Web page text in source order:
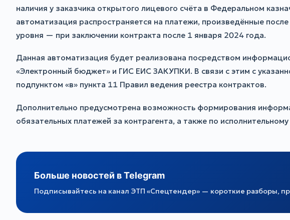
наличия у заказчика открытого лицевого счёта в Федеральном
автоматизация распространяется на платежи, произведённые
уровня — при заключении контракта после 1 января 2024 года.
Данная автоматизация будет реализована посредством
«Электронный бюджет» и ГИС ЕИС ЗАКУПКИ. В связи с этим с
подпунктом «в» пункта 11 Правил ведения реестра контрактов.
Дополнительно предусмотрена возможность формирования
обязательных платежей за контрагента, а также по
Больше новостей в Telegram
Подписывайтесь на канал ЭТП «Спецтендер» — короткие разборы,